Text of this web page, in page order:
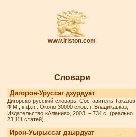
www.iriston.com
Словари
Дигорон-Уруссаг дзурдуат
Дигорско-русский словарь. Составитель Таказов
Ф.М., к.ф.н.: Около 30000 слов. г. Владикавказ,
Издательство «Алания», 2003. – 734 с. (реально
23 111 статей)
Ирон-Уырыссаг дзырдуат